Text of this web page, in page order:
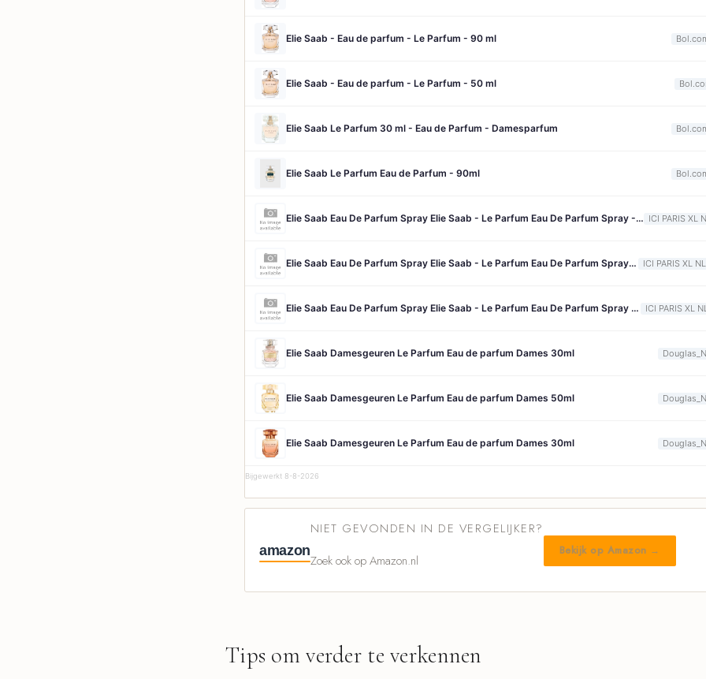
Elie Saab - Eau de parfum - Le Parfum - 90 ml
Elie Saab - Eau de parfum - Le Parfum - 50 ml
Elie Saab Le Parfum 30 ml - Eau de Parfum - Damesparfum
Elie Saab Le Parfum Eau de Parfum - 90ml
Elie Saab Eau De Parfum Spray Elie Saab - Le Parfum Eau De Parfum Spray - 30 ML ICI PARIS XL
Elie Saab Eau De Parfum Spray Elie Saab - Le Parfum Eau De Parfum Spray - 90 ML ICI PARIS XL NL
Elie Saab Eau De Parfum Spray Elie Saab - Le Parfum Eau De Parfum Spray - 50 ML ICI PARIS XL
Elie Saab Damesgeuren Le Parfum Eau de parfum Dames 30ml
Elie Saab Damesgeuren Le Parfum Eau de parfum Dames 50ml
Elie Saab Damesgeuren Le Parfum Eau de parfum Dames 30ml
Bijgewerkt 8-8-2026
amazon
NIET GEVONDEN IN DE VERGELIJKER?
Zoek ook op Amazon.nl
Bekijk op Amazon →
Tips om verder te verkennen